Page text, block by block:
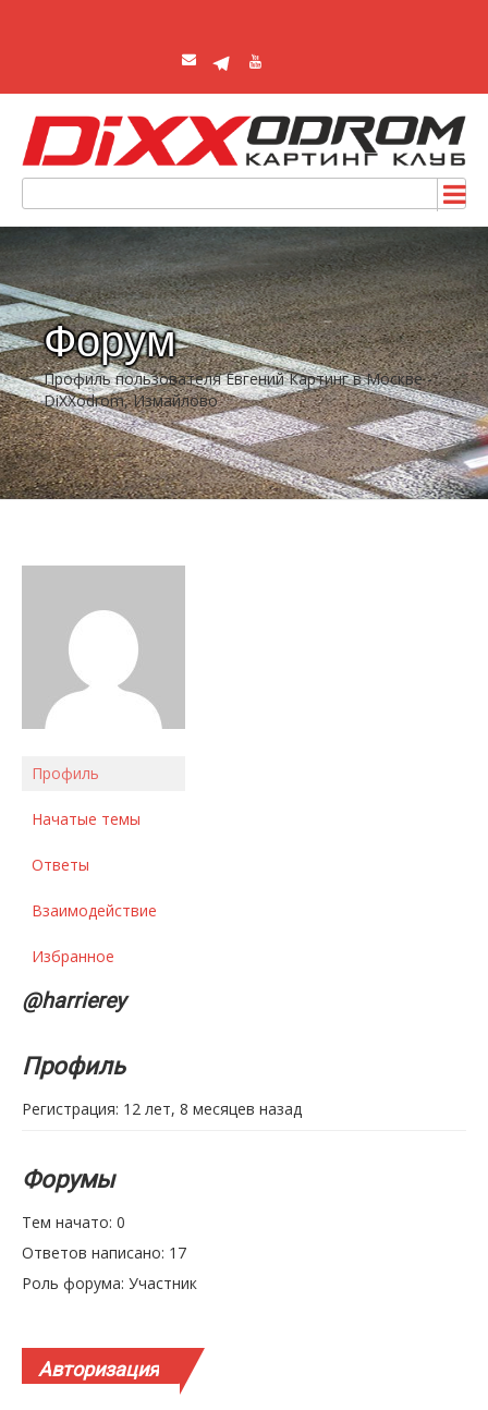
Форум
Профиль пользователя Евгений Картинг в Москве -
DiXXodrom, Измайлово
Профиль
Начатые темы
Ответы
Взаимодействие
Избранное
@harrierey
Профиль
Регистрация: 12 лет, 8 месяцев назад
Форумы
Тем начато: 0
Ответов написано: 17
Роль форума: Участник
Авторизация